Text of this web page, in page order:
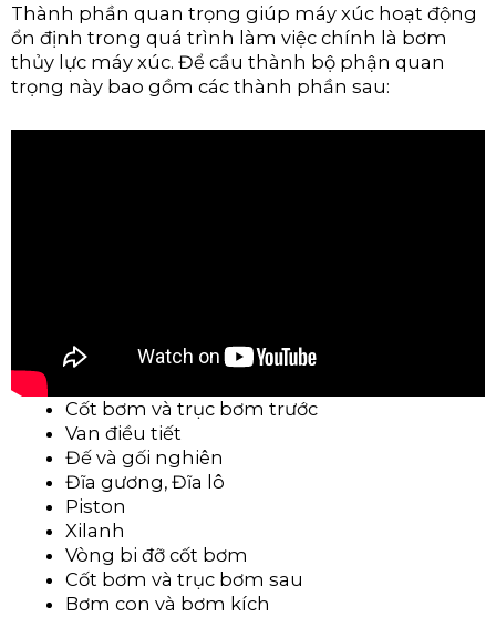
Thành phần quan trọng giúp máy xúc hoạt động
ổn định trong quá trình làm việc chính là bơm
thủy lực máy xúc. Để cầu thành bộ phận quan
trọng này bao gồm các thành phần sau:
Cốt bơm và trục bơm trước
Van điều tiết
Đế và gối nghiên
Đĩa gương, Đĩa lô
Piston
Xilanh
Vòng bi đỡ cốt bơm
Cốt bơm và trục bơm sau
Bơm con và bơm kích